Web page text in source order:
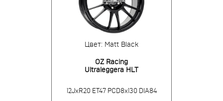
Цвет: Matt Black
OZ Racing
Ultraleggera HLT
12JxR20 ET47 PCD8x130 DIA84